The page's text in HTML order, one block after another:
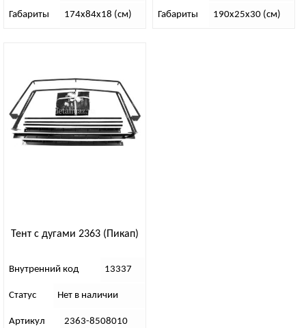
Габариты 174х84х18 (см) Габариты 190х25х30 (см)
Тент с дугами 2363 (Пикап)
Внутренний код 13337
Статус Нет в наличии
Артикул 2363-8508010